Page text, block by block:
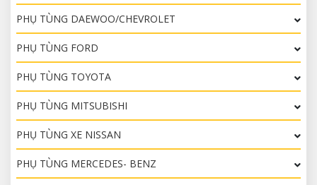
PHỤ TÙNG DAEWOO/CHEVROLET
PHỤ TÙNG FORD
PHỤ TÙNG TOYOTA
PHỤ TÙNG MITSUBISHI
PHỤ TÙNG XE NISSAN
PHỤ TÙNG MERCEDES- BENZ